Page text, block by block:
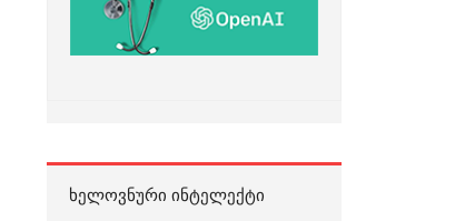
ᲮᲔᲚᲝᲕᲜᲣᲠᲘ ᲘᲜᲢᲔᲚᲔᲥᲢᲘ